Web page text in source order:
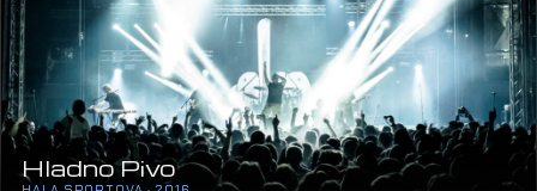
Hladno Pivo